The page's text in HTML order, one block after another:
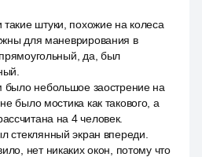
штуки, похожие на колеса
для маневрирования в
да, был
было небольшое заострение на
было мостика как такового, а
на 4 человек.
стеклянный экран впереди.
нет никаких окон, потому что